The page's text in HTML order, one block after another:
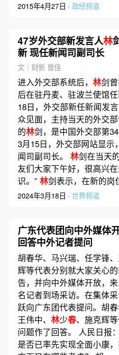
2015年4月27日 · 政经频道
47岁外交部新发言人林
新 现任新闻司副司长
文｜财新 曾佳
进入外交部系统后， 林剑
后在驻丹麦、驻波兰使馆
18日，外交部新任新闻发
众见面，主持当天的外交
的林剑，是中国外交部第
3月15日，外交部网站显示
闻司副司长。 林剑在当天
友们大家下午好，很高兴
识。” 林剑表示，在新的
2024年3月18日 · 世界频道
广东代表团向中外媒体
回答中外记者提问
胡春华、马兴瑞、任学锋、
辉等代表分别就大家关心
告，并向中外媒体开放，
名记者到场采访。在集体
跃向广东团代表提问。胡春
王伟中、 林少春、施克辉
问题作了回答。 人民日报
是否已率先实现全面小康